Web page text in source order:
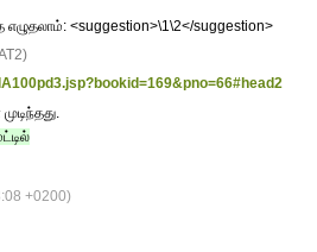
<suggestion>\1\2</suggestion>
+0200)